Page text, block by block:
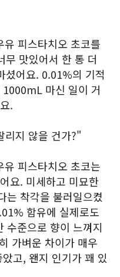
유 피스타치오 초코를
무 맛있어서 한 통 더
셨어요. 0.01%의 기적
마신 일이 거
.
리지 않을 건가?"
유 피스타치오 초코는
요. 미세하고 미묘한
는 착각을 불러일으켰
함유에 실제로도
수준으로 향이 느껴지
가벼운 차이가 매우
고, 왠지 인기가 꽤 있